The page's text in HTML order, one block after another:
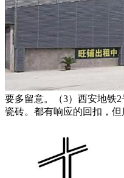
要多留意。（3）西安地铁
瓷砖。都有响应的回扣，但